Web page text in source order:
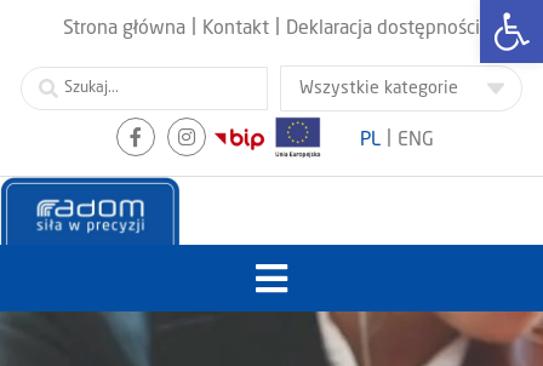
Strona główna Kontakt Deklaracja dostępności
PL ENG